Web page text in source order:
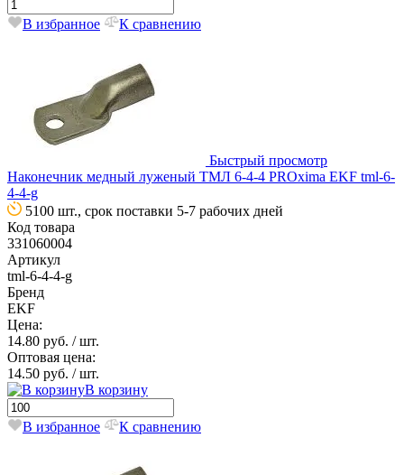
В избранное К сравнению
Быстрый просмотр
Наконечник медный луженый ТМЛ 6-4-4 PROxima EKF tml-6-
4-4-g
5100 шт., срок поставки 5-7 рабочих дней
Код товара
331060004
Артикул
tml-6-4-4-g
Бренд
EKF
Цена:
14.80 руб. / шт.
Оптовая цена:
14.50 руб. / шт.
В корзину
В избранное К сравнению